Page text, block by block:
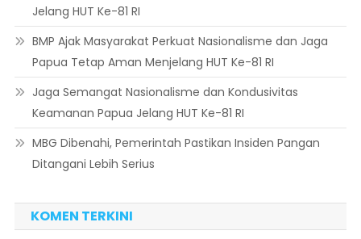
Jelang HUT Ke-81 RI
BMP Ajak Masyarakat Perkuat Nasionalisme dan Jaga
Papua Tetap Aman Menjelang HUT Ke-81 RI
Jaga Semangat Nasionalisme dan Kondusivitas
Keamanan Papua Jelang HUT Ke-81 RI
MBG Dibenahi, Pemerintah Pastikan Insiden Pangan
Ditangani Lebih Serius
KOMEN TERKINI